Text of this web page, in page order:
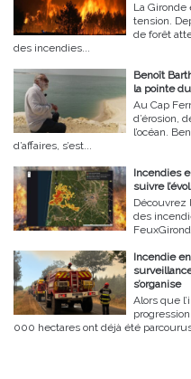
La
tension.
de forêt
des incendies...
Benoît
la pointe
Au Cap
d’érosion,
l’océan.
d’affaires, s’est...
Incendies
suivre
Découvrez
des
Incendie
s’organise
Alors que
000 hectares ont déjà été